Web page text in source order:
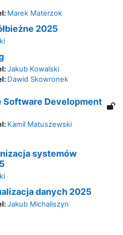
Marek Materzok
2025
Jakub Kowalski
Dawid Skowronek
Software Development
Kamil Matuszewski
systemów
danych 2025
Jakub Michaliszyn